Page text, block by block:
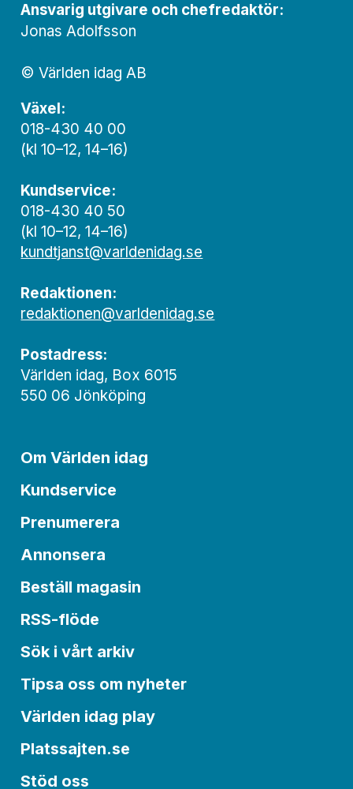
Ansvarig utgivare och chef­redaktör:
Jonas Adolfsson
© Världen idag AB
Växel:
018-430 40 00
(kl 10–12, 14–16)
Kundservice:
018-430 40 50
(kl 10–12, 14–16)
kundtjanst@varldenidag.se
Redaktionen:
redaktionen@varldenidag.se
Postadress:
Världen idag, Box 6015
550 06 Jönköping
Om Världen idag
Kundservice
Prenumerera
Annonsera
Beställ magasin
RSS-flöde
Sök i vårt arkiv
Tipsa oss om nyheter
Världen idag play
Platssajten.se
Stöd oss